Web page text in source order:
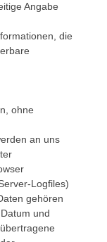
Angabe
die
ohne
an uns
Logfiles)
gehören
und